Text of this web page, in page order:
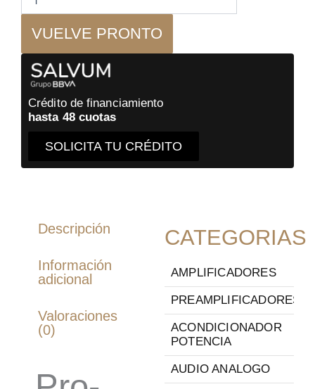
Accesorio
Tornamesa
VUELVE PRONTO
Crédito de financiamiento
hasta 48 cuotas
SOLICITA TU CRÉDITO
Descripción
Información
adicional
Valoraciones
(0)
CATEGORIAS
AMPLIFICADORES
PREAMPLIFICADORES
ACONDICIONADOR
POTENCIA
AUDIO ANALOGO